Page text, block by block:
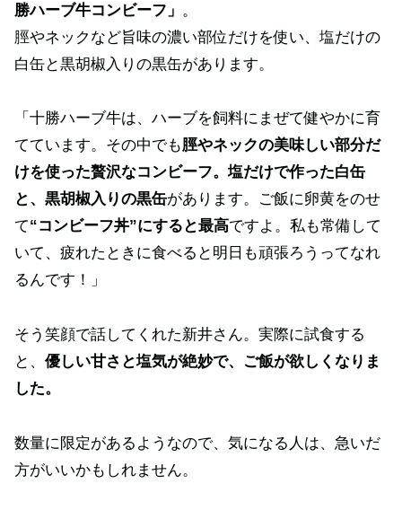
勝ハーブ牛コンビーフ」 。
脛やネックなど旨味の濃い部位だけを使い、塩だけの
白缶と黒胡椒入りの黒缶があります。
「十勝ハーブ牛は、ハーブを飼料にまぜて健やかに育
てています。その中でも脛やネックの美味しい部分だ
けを使った贅沢なコンビーフ。塩だけで作った白缶
と、黒胡椒入りの黒缶があります。ご飯に卵黄をのせ
て“コンビーフ丼”にすると最高ですよ。私も常備して
いて、疲れたときに食べると明日も頑張ろうってなれ
るんです！」
そう笑顔で話してくれた新井さん。実際に試食する
と、 優しい甘さと塩気が絶妙で、ご飯が欲しくなりま
した。
数量に限定があるようなので、気になる人は、急いだ
方がいいかもしれません。